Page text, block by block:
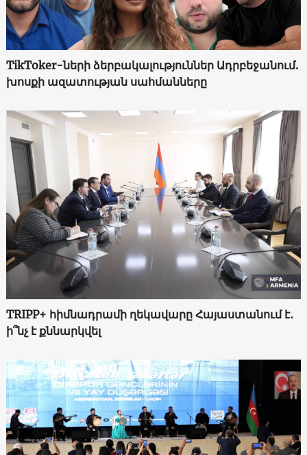
TikToker-ների ձերբակալություններ Ադրբեջանում.
խոսքի ազատության սահմանները
TRIPP+ հիմնադրամի ղեկավարը Հայաստանում է․
ի՞նչ է քննարկվել